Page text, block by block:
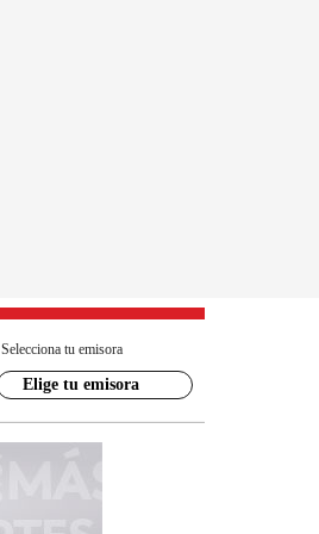
Selecciona tu emisora
Elige tu emisora